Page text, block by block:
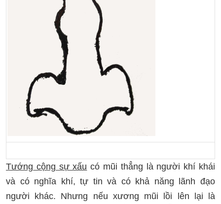
Tướng cộng sự xấu có mũi thẳng là người khí khái
và có nghĩa khí, tự tin và có khả năng lãnh đạo
người khác. Nhưng nếu xương mũi lồi lên lại là